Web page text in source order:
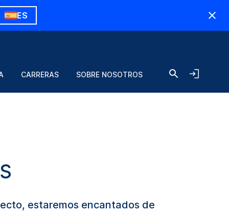
ES
CARRERAS SOBRE NOSOTROS
estaremos encantados de